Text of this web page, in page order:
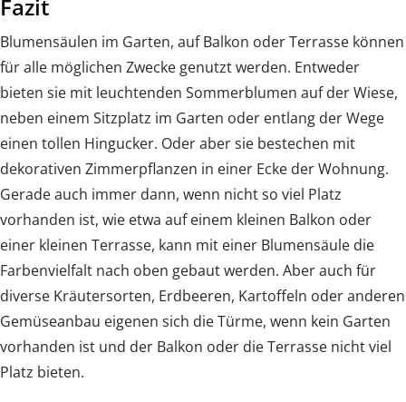
Fazit
Blumensäulen im Garten, auf Balkon oder Terrasse können
für alle möglichen Zwecke genutzt werden. Entweder
bieten sie mit leuchtenden Sommerblumen auf der Wiese,
neben einem Sitzplatz im Garten oder entlang der Wege
einen tollen Hingucker. Oder aber sie bestechen mit
dekorativen Zimmerpflanzen in einer Ecke der Wohnung.
Gerade auch immer dann, wenn nicht so viel Platz
vorhanden ist, wie etwa auf einem kleinen Balkon oder
einer kleinen Terrasse, kann mit einer Blumensäule die
Farbenvielfalt nach oben gebaut werden. Aber auch für
diverse Kräutersorten, Erdbeeren, Kartoffeln oder anderen
Gemüseanbau eigenen sich die Türme, wenn kein Garten
vorhanden ist und der Balkon oder die Terrasse nicht viel
Platz bieten.